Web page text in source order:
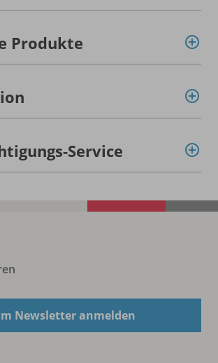
Produkte
Service
Newsletter anmelden